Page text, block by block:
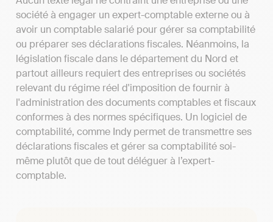
société à engager un expert-comptable externe ou à
avoir un comptable salarié pour gérer sa comptabilité
ou préparer ses déclarations fiscales. Néanmoins, la
législation fiscale dans le département du Nord et
partout ailleurs requiert des entreprises ou sociétés
relevant du régime réel d'imposition de fournir à
l'administration des documents comptables et fiscaux
conformes à des normes spécifiques. Un logiciel de
comptabilité, comme Indy permet de transmettre ses
déclarations fiscales et gérer sa comptabilité soi-
même plutôt que de tout déléguer à l’expert-
comptable.